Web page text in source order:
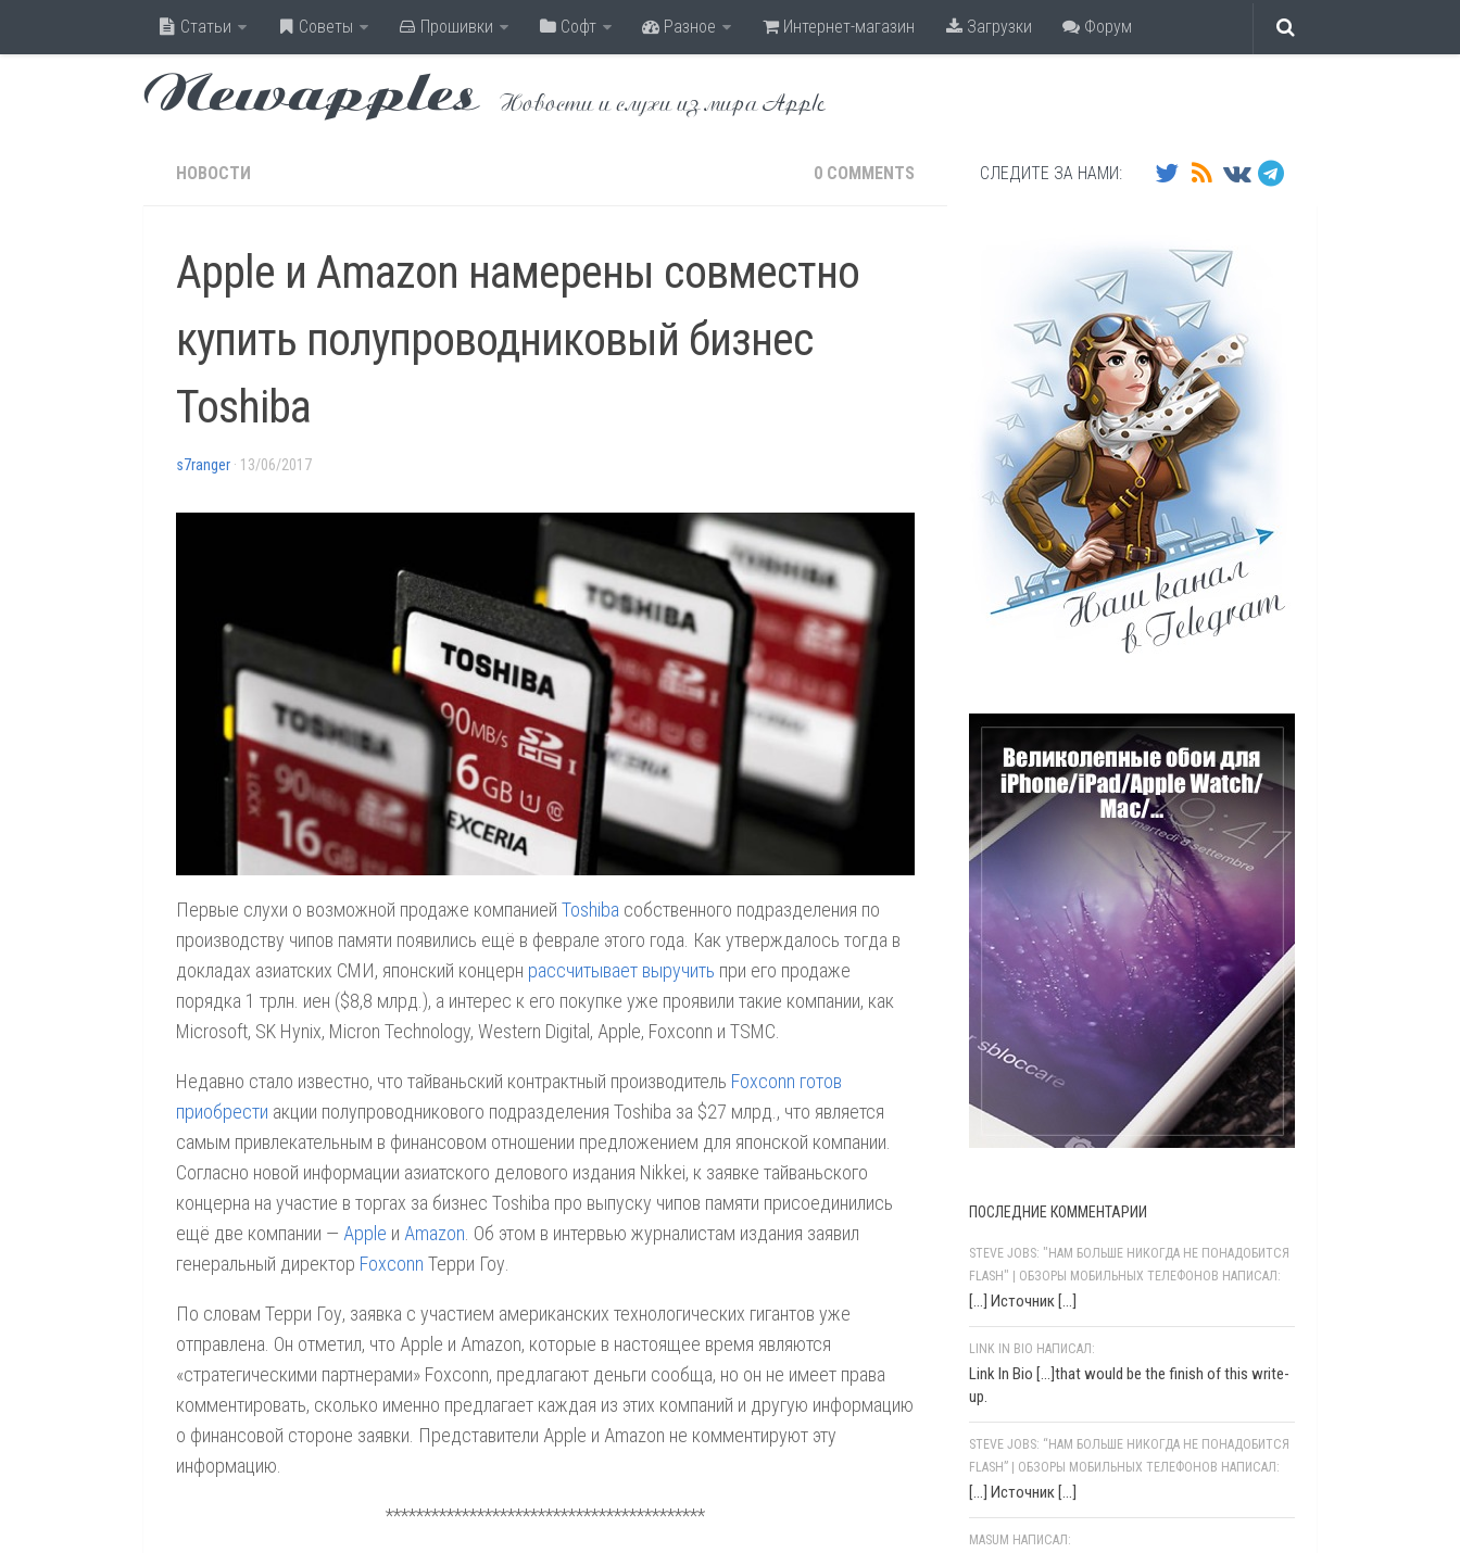
Статьи Советы Прошивки Софт Разное Интернет-магазин Загрузки Форум
Newapples Новости и слухи из мира Apple
НОВОСТИ 0 COMMENTS
Apple и Amazon намерены совместно
купить полупроводниковый бизнес
Toshiba
s7ranger · 13/06/2017
Первые слухи о возможной продаже компанией Toshiba собственного подразделения по
производству чипов памяти появились ещё в феврале этого года. Как утверждалось тогда в
докладах азиатских СМИ, японский концерн рассчитывает выручить при его продаже
порядка 1 трлн. иен ($8,8 млрд.), а интерес к его покупке уже проявили такие компании, как
Microsoft, SK Hynix, Micron Technology, Western Digital, Apple, Foxconn и TSMC.
Недавно стало известно, что тайваньский контрактный производитель Foxconn готов
приобрести акции полупроводникового подразделения Toshiba за $27 млрд., что является
самым привлекательным в финансовом отношении предложением для японской компании.
Согласно новой информации азиатского делового издания Nikkei, к заявке тайваньского
концерна на участие в торгах за бизнес Toshiba про выпуску чипов памяти присоединились
ещё две компании — Apple и Amazon. Об этом в интервью журналистам издания заявил
генеральный директор Foxconn Терри Гоу.
По словам Терри Гоу, заявка с участием американских технологических гигантов уже
отправлена. Он отметил, что Apple и Amazon, которые в настоящее время являются
«стратегическими партнерами» Foxconn, предлагают деньги сообща, но он не имеет права
комментировать, сколько именно предлагает каждая из этих компаний и другую информацию
о финансовой стороне заявки. Представители Apple и Amazon не комментируют эту
информацию.
******************************************
СЛЕДИТЕ ЗА НАМИ:
ПОСЛЕДНИЕ КОММЕНТАРИИ
STEVE JOBS: "НАМ БОЛЬШЕ НИКОГДА НЕ ПОНАДОБИТСЯ
FLASH" | ОБЗОРЫ МОБИЛЬНЫХ ТЕЛЕФОНОВ НАПИСАЛ:
[…] Источник […]
LINK IN BIO НАПИСАЛ:
Link In Bio [...]that would be the finish of this write-
up.
STEVE JOBS: “НАМ БОЛЬШЕ НИКОГДА НЕ ПОНАДОБИТСЯ
FLASH” | ОБЗОРЫ МОБИЛЬНЫХ ТЕЛЕФОНОВ НАПИСАЛ:
[…] Источник […]
MASUM НАПИСАЛ: